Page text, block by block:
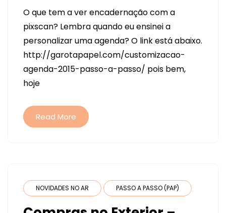
E
PIXSCAN
O que tem a ver encadernação com a
pixscan? Lembra quando eu ensinei a
personalizar uma agenda? O link está abaixo.
http://garotapapel.com/customizacao-
agenda-2015-passo-a-passo/ pois bem,
hoje
Read More
NOVIDADES NO AR PASSO A PASSO (PAP)